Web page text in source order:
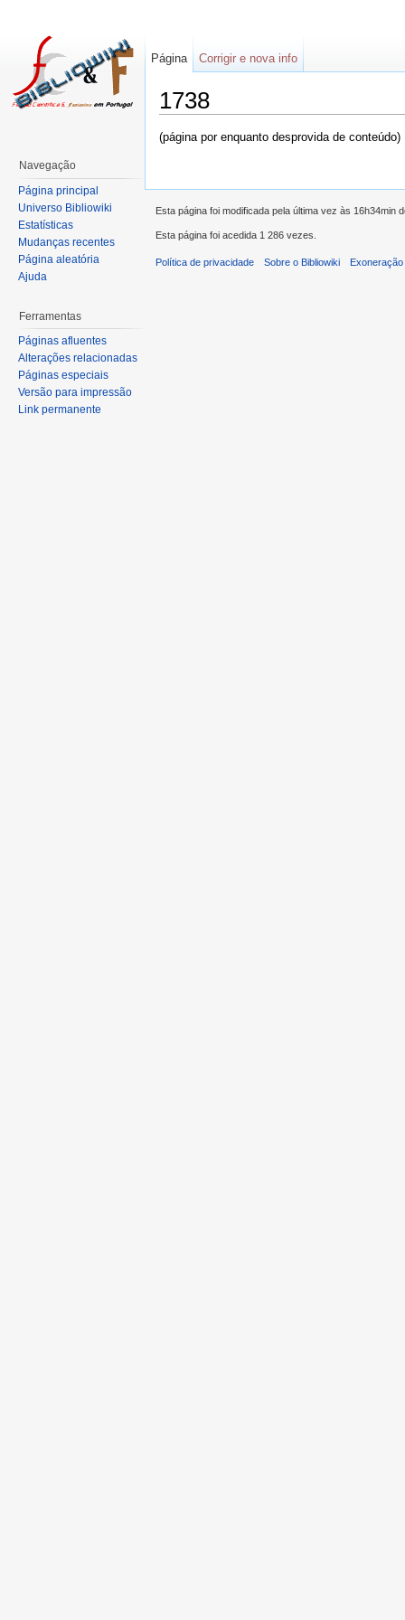
1738
(página por enquanto desprovida de conteúdo)
Página Corrigir e nova info
Navegação
Página principal
Universo Bibliowiki
Estatísticas
Mudanças recentes
Página aleatória
Ajuda
Ferramentas
Páginas afluentes
Alterações relacionadas
Páginas especiais
Versão para impressão
Link permanente
Esta página foi modificada pela última vez às 16h34min
Esta página foi acedida 1 286 vezes.
Política de privacidade Sobre o Bibliowiki